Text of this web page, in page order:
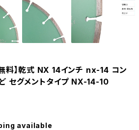
無料】乾式 NX 14インチ nx-14 コン
セグメントタイプ NX-14-10
available